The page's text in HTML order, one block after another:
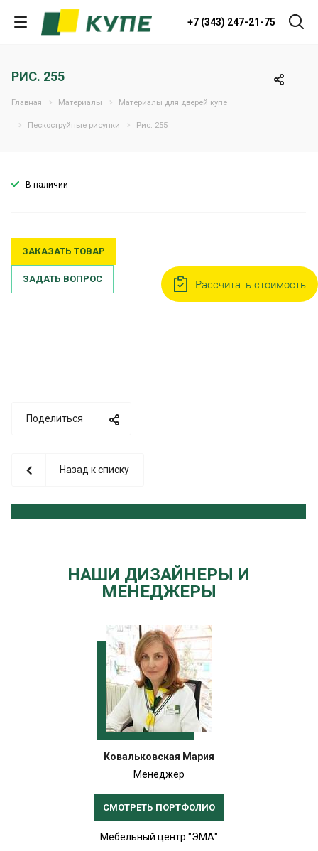
+7 (343) 247-21-75
РИС. 255
Главная Материалы Материалы для дверей купе
Пескоструйные рисунки Рис. 255
В наличии
ЗАКАЗАТЬ ТОВАР
ЗАДАТЬ ВОПРОС
Поделиться
Назад к списку
НАШИ ДИЗАЙНЕРЫ И
МЕНЕДЖЕРЫ
Ковальковская Мария
Менеджер
СМОТРЕТЬ ПОРТФОЛИО
Мебельный центр "ЭМА"
Рассчитать стоимость